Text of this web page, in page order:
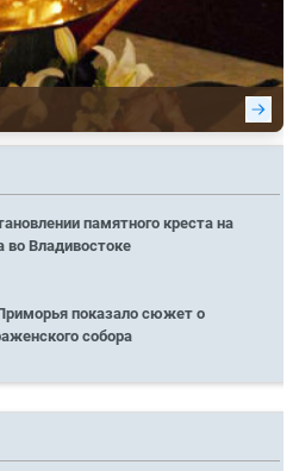
памятного креста на
во Владивостоке
показало сюжет о
собора